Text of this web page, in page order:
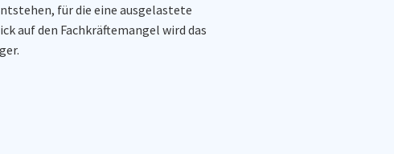
für die eine ausgelastete
auf den Fachkräftemangel wird das